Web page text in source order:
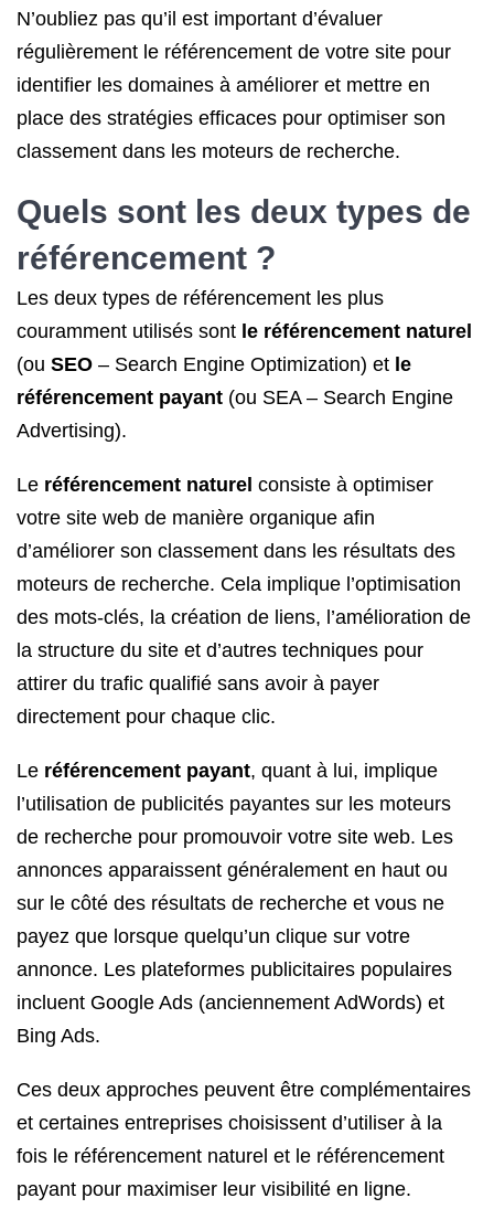
N’oubliez pas qu’il est important d’évaluer
régulièrement le référencement de votre site pour
identifier les domaines à améliorer et mettre en
place des stratégies efficaces pour optimiser son
classement dans les moteurs de recherche.
Quels sont les deux types de
référencement ?
Les deux types de référencement les plus
couramment utilisés sont le référencement naturel
(ou SEO – Search Engine Optimization) et le
référencement payant (ou SEA – Search Engine
Advertising).
Le référencement naturel consiste à optimiser
votre site web de manière organique afin
d’améliorer son classement dans les résultats des
moteurs de recherche. Cela implique l’optimisation
des mots-clés, la création de liens, l’amélioration de
la structure du site et d’autres techniques pour
attirer du trafic qualifié sans avoir à payer
directement pour chaque clic.
Le référencement payant, quant à lui, implique
l’utilisation de publicités payantes sur les moteurs
de recherche pour promouvoir votre site web. Les
annonces apparaissent généralement en haut ou
sur le côté des résultats de recherche et vous ne
payez que lorsque quelqu’un clique sur votre
annonce. Les plateformes publicitaires populaires
incluent Google Ads (anciennement AdWords) et
Bing Ads.
Ces deux approches peuvent être complémentaires
et certaines entreprises choisissent d’utiliser à la
fois le référencement naturel et le référencement
payant pour maximiser leur visibilité en ligne.